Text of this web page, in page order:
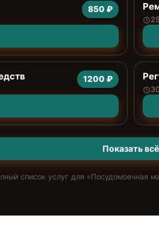
850 ₽
1200 ₽
Показать всё
список услуг для «Посудомоечная